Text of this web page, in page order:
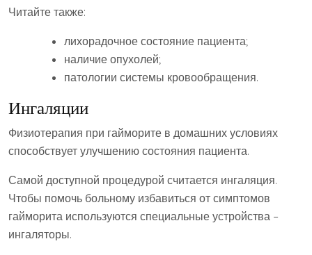
Читайте также:
лихорадочное состояние пациента;
наличие опухолей;
патологии системы кровообращения.
Ингаляции
Физиотерапия при гайморите в домашних условиях
способствует улучшению состояния пациента.
Самой доступной процедурой считается ингаляция.
Чтобы помочь больному избавиться от симптомов
гайморита используются специальные устройства –
ингаляторы.